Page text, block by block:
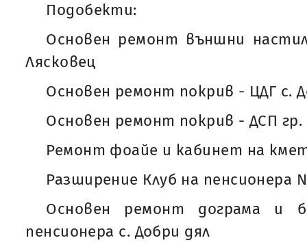
Подобекти:
Основен ремонт външни
Лясковец
Основен ремонт покрив - ЦДГ с.
Основен ремонт покрив - ДСП гр.
Ремонт фоайе и кабинет на
Разширение Клуб на пенсионера
Основен ремонт дограма и
пенсионера с. Добри дял